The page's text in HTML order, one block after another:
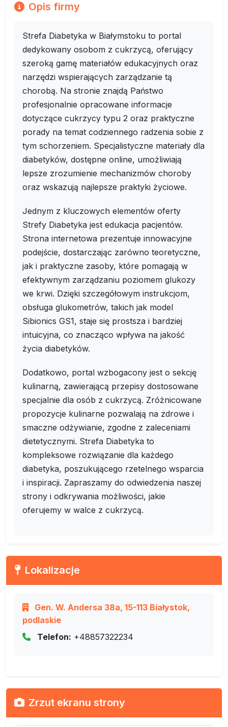
Opis firmy
Strefa Diabetyka w Białymstoku to portal
dedykowany osobom z cukrzycą, oferujący
szeroką gamę materiałów edukacyjnych oraz
narzędzi wspierających zarządzanie tą
chorobą. Na stronie znajdą Państwo
profesjonalnie opracowane informacje
dotyczące cukrzycy typu 2 oraz praktyczne
porady na temat codziennego radzenia sobie z
tym schorzeniem. Specjalistyczne materiały dla
diabetyków, dostępne online, umożliwiają
lepsze zrozumienie mechanizmów choroby
oraz wskazują najlepsze praktyki życiowe.
Jednym z kluczowych elementów oferty
Strefy Diabetyka jest edukacja pacjentów.
Strona internetowa prezentuje innowacyjne
podejście, dostarczając zarówno teoretyczne,
jak i praktyczne zasoby, które pomagają w
efektywnym zarządzaniu poziomem glukozy
we krwi. Dzięki szczegółowym instrukcjom,
obsługa glukometrów, takich jak model
Sibionics GS1, staje się prostsza i bardziej
intuicyjna, co znacząco wpływa na jakość
życia diabetyków.
Dodatkowo, portal wzbogacony jest o sekcję
kulinarną, zawierającą przepisy dostosowane
specjalnie dla osób z cukrzycą. Zróżnicowane
propozycje kulinarne pozwalają na zdrowe i
smaczne odżywianie, zgodne z zaleceniami
dietetycznymi. Strefa Diabetyka to
kompleksowe rozwiązanie dla każdego
diabetyka, poszukującego rzetelnego wsparcia
i inspiracji. Zapraszamy do odwiedzenia naszej
strony i odkrywania możliwości, jakie
oferujemy w walce z cukrzycą.
Lokalizacje
Gen. W. Andersa 38a, 15-113 Białystok,
podlaskie
Telefon: +48857322234
Zrzut ekranu strony